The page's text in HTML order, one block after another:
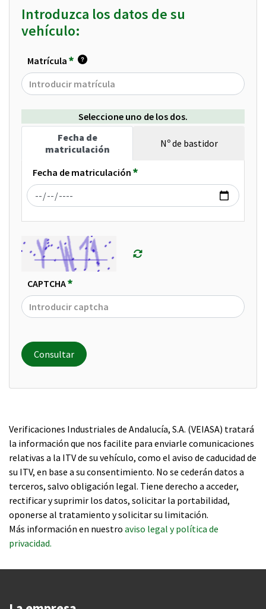
Introduzca los datos de su
vehículo:
Matrícula Requerido
Introduzca la matrícula de su vehículo, sin
Seleccione uno de los dos.
Fecha de
matriculación
Nº de bastidor
Fecha de matriculación
Requerido
CAPTCHA
Requerido
Consultar
Verificaciones Industriales de Andalucía, S.A. (VEIASA) tratará
la información que nos facilite para enviarle comunicaciones
relativas a la ITV de su vehículo, como el aviso de caducidad de
su ITV, en base a su consentimiento. No se cederán datos a
terceros, salvo obligación legal. Tiene derecho a acceder,
rectificar y suprimir los datos, solicitar la portabilidad,
oponerse al tratamiento y solicitar su limitación.
Más información en nuestro aviso legal y política de
privacidad.